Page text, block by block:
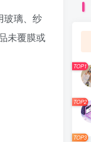
玻璃、纱
未覆膜或
TOP1
TOP2
TOP3